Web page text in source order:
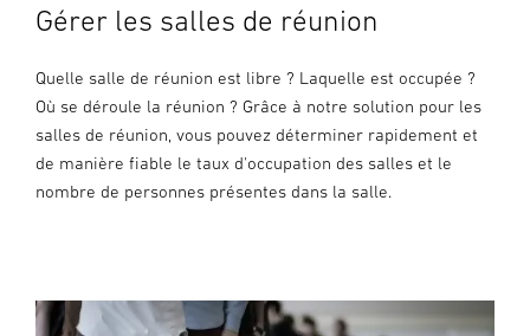
Gérer les salles de réunion
Quelle salle de réunion est libre ? Laquelle est occupée ?
Où se déroule la réunion ? Grâce à notre solution pour les
salles de réunion, vous pouvez déterminer rapidement et
de manière fiable le taux d'occupation des salles et le
nombre de personnes présentes dans la salle.